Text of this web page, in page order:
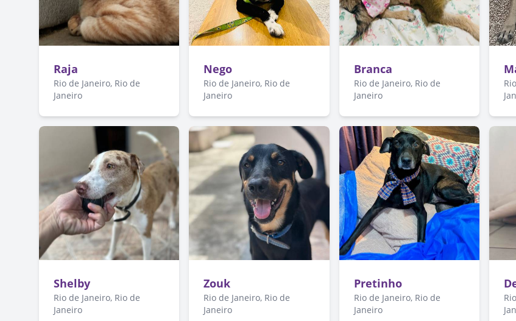
Raja
Rio de Janeiro, Rio de
Janeiro
Nego
Rio de Janeiro, Rio de
Janeiro
Branca
Rio de Janeiro, Rio de
Janeiro
Shelby
Rio de Janeiro, Rio de
Janeiro
Zouk
Rio de Janeiro, Rio de
Janeiro
Pretinho
Rio de Janeiro, Rio de
Janeiro